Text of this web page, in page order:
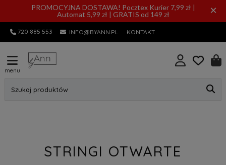
PROMOCYJNA DOSTAWA! Pocztex Kurier 7,99 zł |
Automat 5,99 zł | GRATIS od 149 zł
×
720 885 553 INFO@BYANN.PL KONTAKT
menu
Szukaj produktów
STRINGI OTWARTE